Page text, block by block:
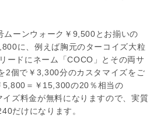
ーンウォーク￥9,500とお揃いの
に、例えば胸元のターコイズ大粒
ードにネーム「COCO」とその両サ
2個で￥3,300分のカスタマイズをご
＝￥15,300の20％相当の
ズ料金が無料になりますので、実質
だけになります。